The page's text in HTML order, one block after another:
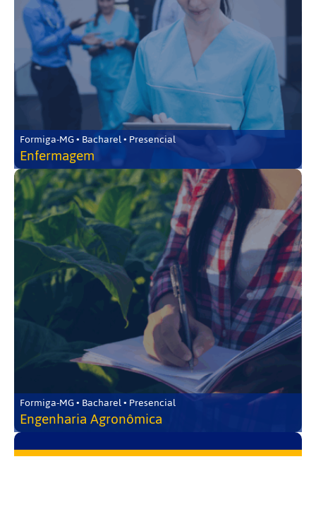
Formiga-MG • Bacharel • Presencial
Enfermagem
Formiga-MG • Bacharel • Presencial
Engenharia Agronômica